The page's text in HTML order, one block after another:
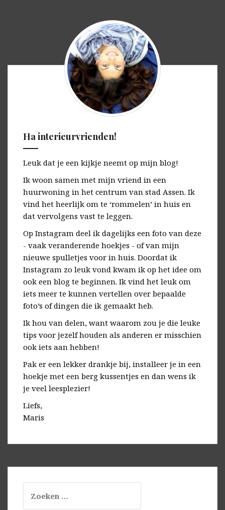
Ha interieurvrienden!
Leuk dat je een kijkje neemt op mijn blog!
Ik woon samen met mijn vriend in een
huurwoning in het centrum van stad Assen. Ik
vind het heerlijk om te ‘rommelen’ in huis en
dat vervolgens vast te leggen.
Op Instagram deel ik dagelijks een foto van deze
- vaak veranderende hoekjes - of van mijn
nieuwe spulletjes voor in huis. Doordat ik
Instagram zo leuk vond kwam ik op het idee om
ook een blog te beginnen. Ik vind het leuk om
iets meer te kunnen vertellen over bepaalde
foto’s of dingen die ik gemaakt heb.
Ik hou van delen, want waarom zou je die leuke
tips voor jezelf houden als anderen er misschien
ook iets aan hebben!
Pak er een lekker drankje bij, installeer je in een
hoekje met een berg kussentjes en dan wens ik
je veel leesplezier!
Liefs,
Maris
naar: